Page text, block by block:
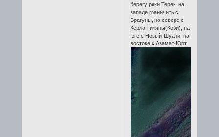
берегу реки Терек, на
западе граничить с
Брагуны, на севере с
Керла-Гиляны(Коби), на
юге с Новый-Шуани, на
востоке с Азамат-Юрт.